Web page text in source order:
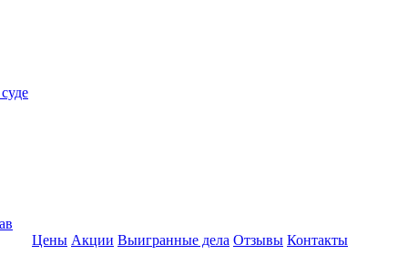
Цены Акции Выигранные дела Отзывы Контакты